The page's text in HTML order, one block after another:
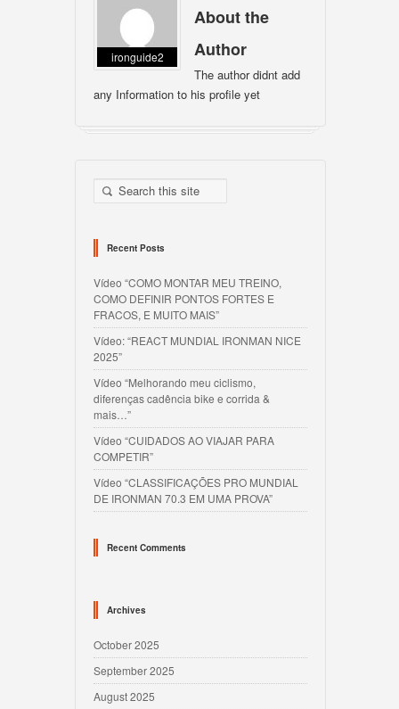
ironguide2
About the
Author
The author didnt add
any Information to his profile yet
Recent Posts
Vídeo “COMO MONTAR MEU TREINO,
COMO DEFINIR PONTOS FORTES E
FRACOS, E MUITO MAIS”
Vídeo: “REACT MUNDIAL IRONMAN NICE
2025”
Vídeo “Melhorando meu ciclismo,
diferenças cadência bike e corrida &
mais…”
Vídeo “CUIDADOS AO VIAJAR PARA
COMPETIR”
Vídeo “CLASSIFICAÇÕES PRO MUNDIAL
DE IRONMAN 70.3 EM UMA PROVA”
Recent Comments
Archives
October 2025
September 2025
August 2025